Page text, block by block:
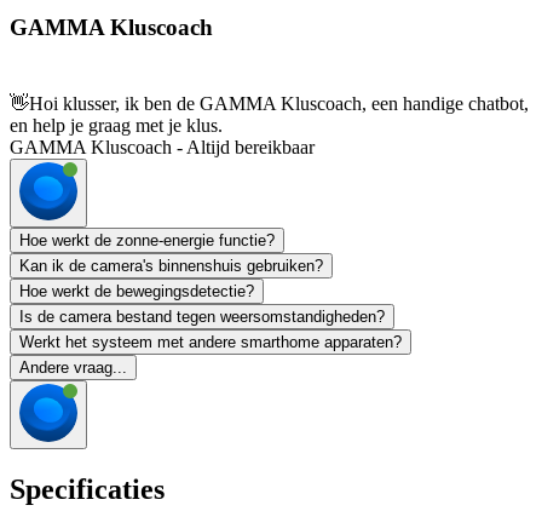
GAMMA Kluscoach
👋Hoi klusser, ik ben de GAMMA Kluscoach, een handige chatbot,
en help je graag met je klus.
GAMMA Kluscoach - Altijd bereikbaar
Hoe werkt de zonne-energie functie?
Kan ik de camera's binnenshuis gebruiken?
Hoe werkt de bewegingsdetectie?
Is de camera bestand tegen weersomstandigheden?
Werkt het systeem met andere smarthome apparaten?
Andere vraag...
Specificaties